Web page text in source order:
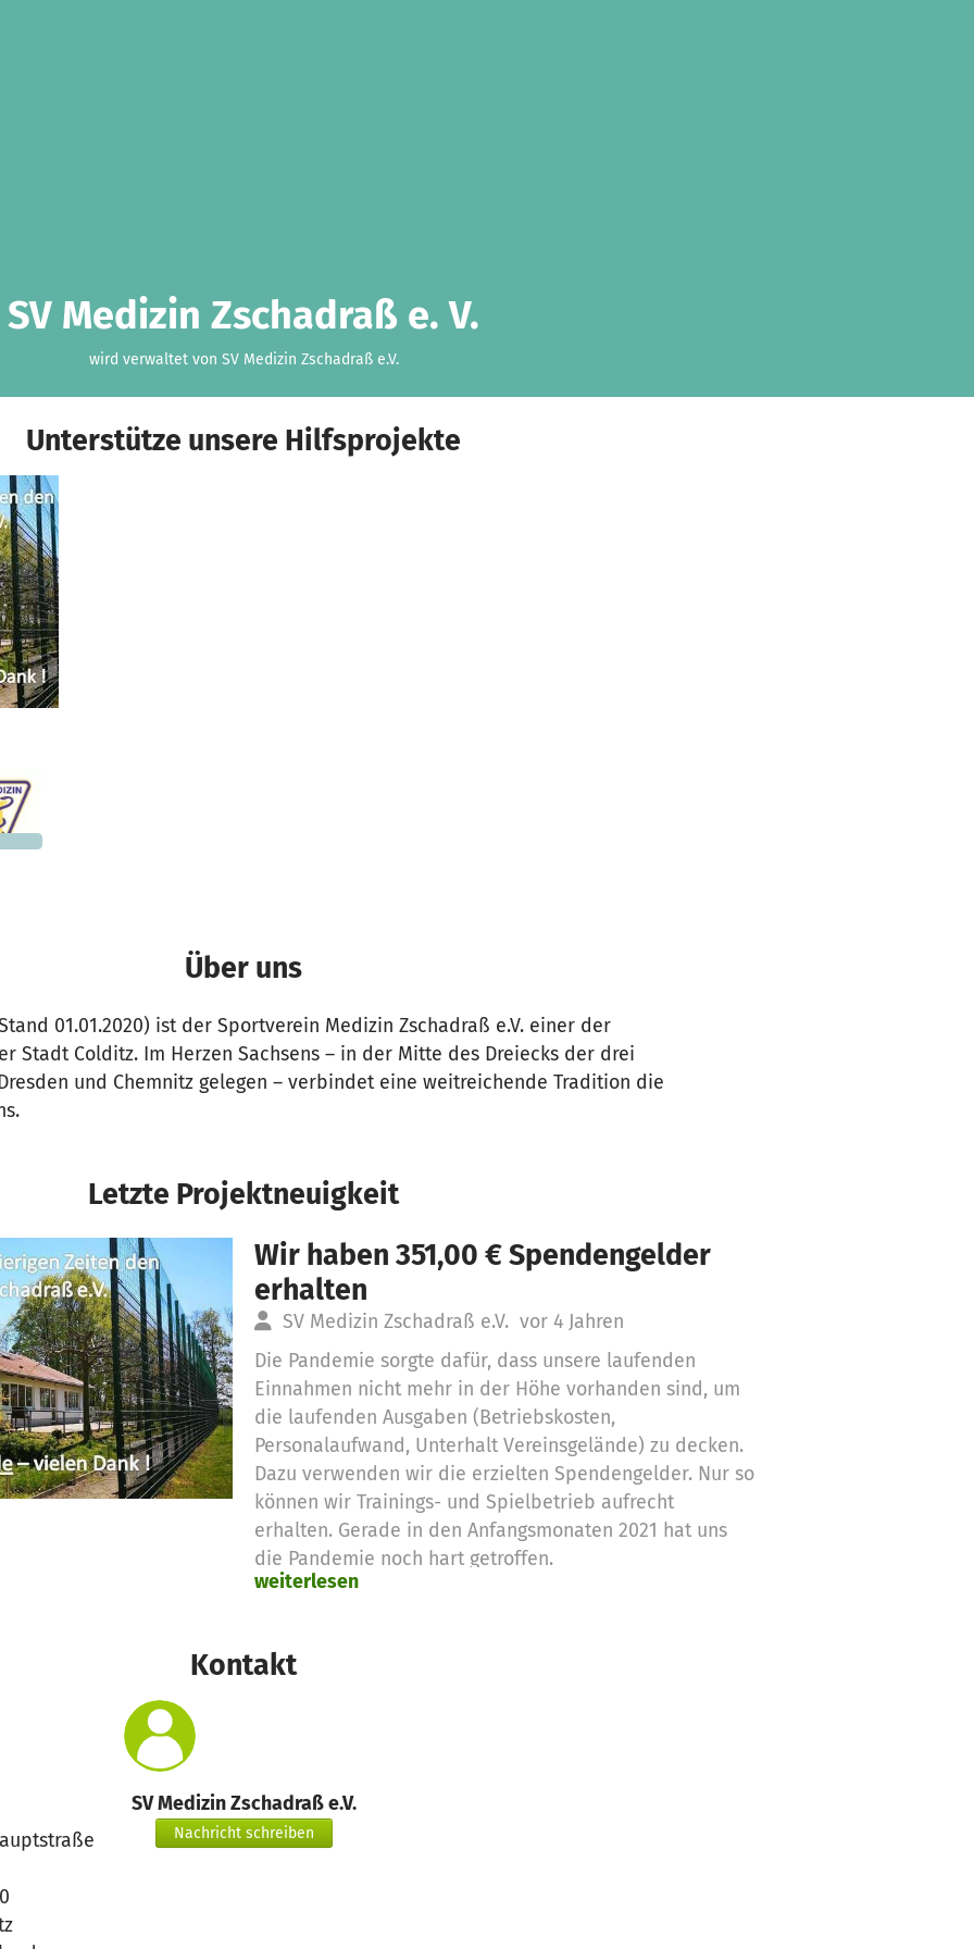
SV Medizin Zschadraß e. V.
wird verwaltet von SV Medizin Zschadraß e.V.
Unterstütze unsere Hilfsprojekte
€
noch
Über uns
01.01.2020) ist der Sportverein Medizin Zschadraß e.V. einer der
Stadt Colditz. Im Herzen Sachsens – in der Mitte des Dreiecks der drei
und Chemnitz gelegen – verbindet eine weitreichende Tradition die
Letzte Projektneuigkeit
Wir haben 351,00 € Spendengelder
erhalten
SV Medizin Zschadraß e.V. vor 4 Jahren
Die Pandemie sorgte dafür, dass unsere laufenden
Einnahmen nicht mehr in der Höhe vorhanden sind, um
die laufenden Ausgaben (Betriebskosten,
Personalaufwand, Unterhalt Vereinsgelände) zu decken.
Dazu verwenden wir die erzielten Spendengelder. Nur so
können wir Trainings- und Spielbetrieb aufrecht
erhalten. Gerade in den Anfangsmonaten 2021 hat uns
die Pandemie noch hart getroffen.
weiterlesen
Kontakt
SV Medizin Zschadraß e.V.
Nachricht schreiben